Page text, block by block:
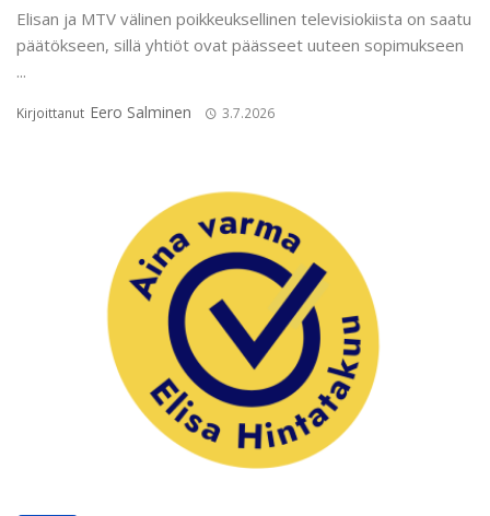
Elisan ja MTV välinen poikkeuksellinen televisiokiista on saatu
päätökseen, sillä yhtiöt ovat päässeet uuteen sopimukseen
...
Kirjoittanut Eero Salminen 3.7.2026